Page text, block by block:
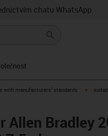
chatu WhatsApp
with manufacturers' standards igus-
Allen Bradley